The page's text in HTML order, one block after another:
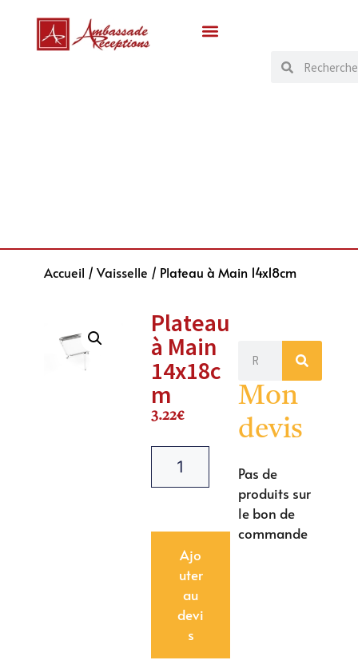
Accueil / Vaisselle / Plateau à Main 14x18cm
Plateau
à Main
14x18c
m
3.22€
Ajo
uter
au
devi
s
Mon
devis
Pas de
produits sur
le bon de
commande